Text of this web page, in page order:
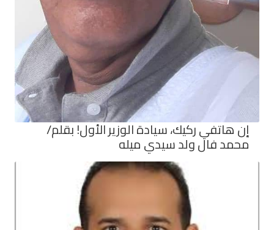
إن هاتفي ركيك، سيادة الوزير الأول! بقلم/
محمد فال ولد سيدي ميله